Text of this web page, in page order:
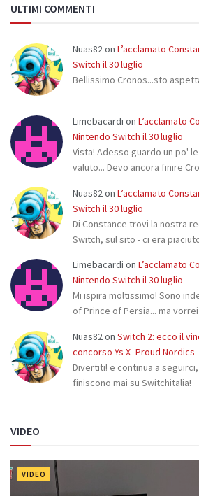
ULTIMI COMMENTI
Nuas82on L’acclamato
Switch il 30 luglio
Bellissimo Cronos...sto
Limebacardi on L’acclamato
Nintendo Switch il 30 luglio
Vista! Adesso guardo un po'
valuto... Devo ancora finire
Nuas82 on L’acclamato
Switch il 30 luglio
Di Constance trovi la nostra
Switch, sul sito - ci era
Limebacardi on L’acclamato
Nintendo Switch il 30 luglio
Mi ispira moltissimo! Sono
of Prince of Persia... ma
Nuas82on Switch 2: ecco il
concorso Ys X- Proud Nordics
Divertiti! e continua a
finiscono mai su Switchitalia!
VIDEO
VIDEO